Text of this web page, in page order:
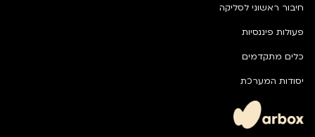
חיבור ראשוני לסליקה
פעולות פיננסיות
כלים מתקדמים
יסודות המערכת